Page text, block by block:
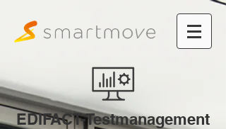
EDIFACT-Testmanagement